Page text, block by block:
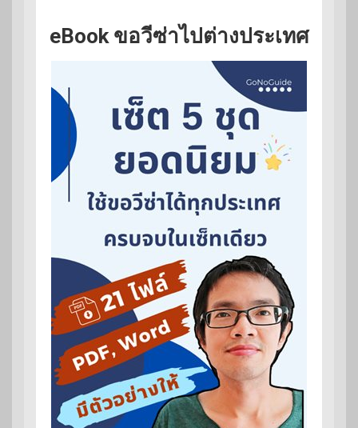
eBook ขอวีซ่าไปต่างประเทศ